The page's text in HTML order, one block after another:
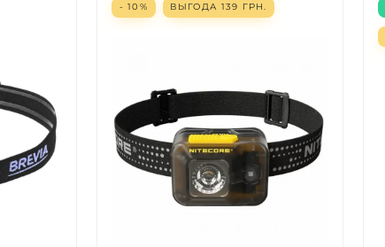
- 10% ВЫГОДА 139 ГРН.